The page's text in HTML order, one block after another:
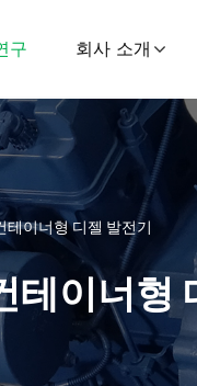
구 회사 소개
이너형 디젤 발전기
이너형